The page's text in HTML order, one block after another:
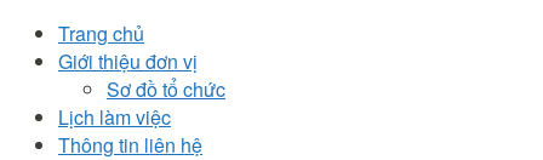
Trang chủ
Giới thiệu đơn vị
Sơ đồ tổ chức
Lịch làm việc
Thông tin liên hệ